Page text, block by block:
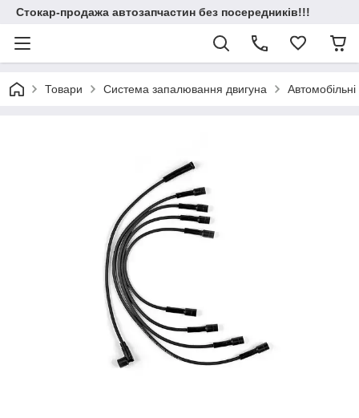
Стокар-продажа автозапчастин без посередників!!!
Товари Система запалювання двигуна